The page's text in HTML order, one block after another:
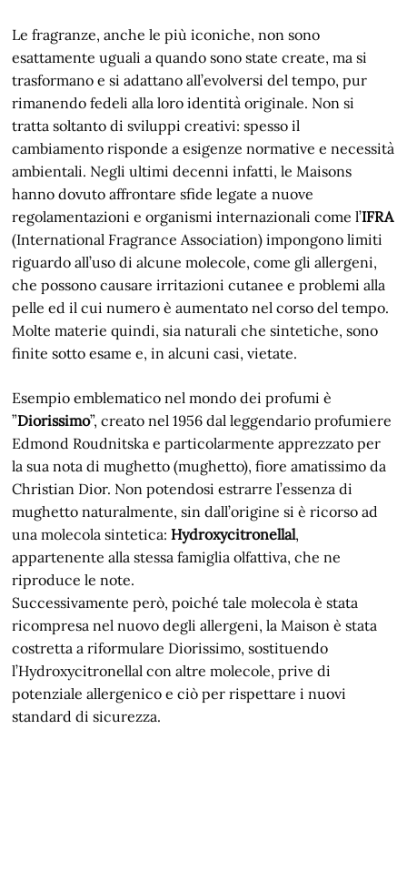
Le fragranze, anche le più iconiche, non sono
esattamente uguali a quando sono state create, ma si
trasformano e si adattano all’evolversi del tempo, pur
rimanendo fedeli alla loro identità originale. Non si
tratta soltanto di sviluppi creativi: spesso il
cambiamento risponde a esigenze normative e necessità
ambientali. Negli ultimi decenni infatti, le Maisons
hanno dovuto affrontare sfide legate a nuove
regolamentazioni e organismi internazionali come l’IFRA
(International Fragrance Association) impongono limiti
riguardo all’uso di alcune molecole, come gli allergeni,
che possono causare irritazioni cutanee e problemi alla
pelle ed il cui numero è aumentato nel corso del tempo.
Molte materie quindi, sia naturali che sintetiche, sono
finite sotto esame e, in alcuni casi, vietate.
Esempio emblematico nel mondo dei profumi è
”Diorissimo”, creato nel 1956 dal leggendario profumiere
Edmond Roudnitska e particolarmente apprezzato per
la sua nota di mughetto (mughetto), fiore amatissimo da
Christian Dior. Non potendosi estrarre l’essenza di
mughetto naturalmente, sin dall’origine si è ricorso ad
una molecola sintetica:Hydroxycitronellal,
appartenente alla stessa famiglia olfattiva, che ne
riproduce le note.
Successivamente però, poiché tale molecola è stata
ricompresa nel nuovo degli allergeni, la Maison è stata
costretta a riformulare Diorissimo, sostituendo
l’Hydroxycitronellal con altre molecole, prive di
potenziale allergenico e ciò per rispettare i nuovi
standard di sicurezza.